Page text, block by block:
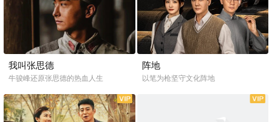
我叫张思德
牛骏峰还原张思德的热血人生
阵地
以笔为枪坚守文化阵地
全38集